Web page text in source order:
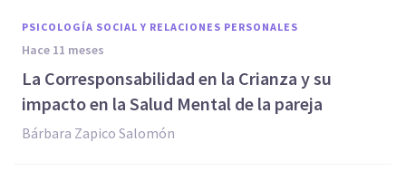
PSICOLOGÍA SOCIAL Y RELACIONES PERSONALES
hace 11 meses
La Corresponsabilidad en la Crianza y su
impacto en la Salud Mental de la pareja
Bárbara Zapico Salomón